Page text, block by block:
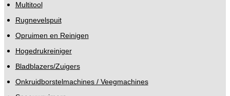
Multitool
Rugnevelspuit
Opruimen en Reinigen
Hogedrukreiniger
Bladblazers/Zuigers
Onkruidborstelmachines / Veegmachines